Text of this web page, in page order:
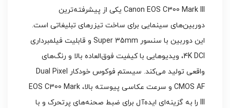
Canon EOS C300 Mark III یکی از پیشرفته‌ترین
دوربین‌های سینمایی برای ساخت تیزرهای تبلیغاتی است.
این دوربین با سنسور Super 35mm و قابلیت فیلمبرداری
4K DCI، ویدیوهایی با کیفیت فوق‌العاده بالا و رنگ‌های
واقعی تولید می‌کند. سیستم فوکوس خودکار Dual Pixel
CMOS AF و سرعت عکاسی پیوسته بالا، EOS C300 Mark
III را به گزینه‌ای ایده‌آل برای ضبط صحنه‌های پرتحرک و با